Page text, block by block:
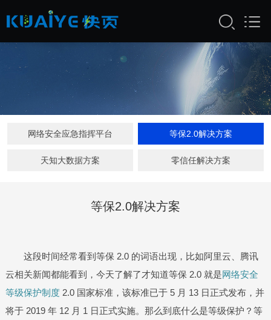
网络安全应急指挥平台 等保2.0解决方案
天知大数据方案 零信任解决方案
等保2.0解决方案
这段时间经常看到等保 2.0 的词语出现，比如阿里云、腾讯
云相关新闻都能看到，今天了解了才知道等保 2.0 就是网络安全
等级保护制度2.0 国家标准，该标准已于 5 月 13 日正式发布，并
将于 2019 年 12 月 1 日正式实施。那么到底什么是等级保护？等